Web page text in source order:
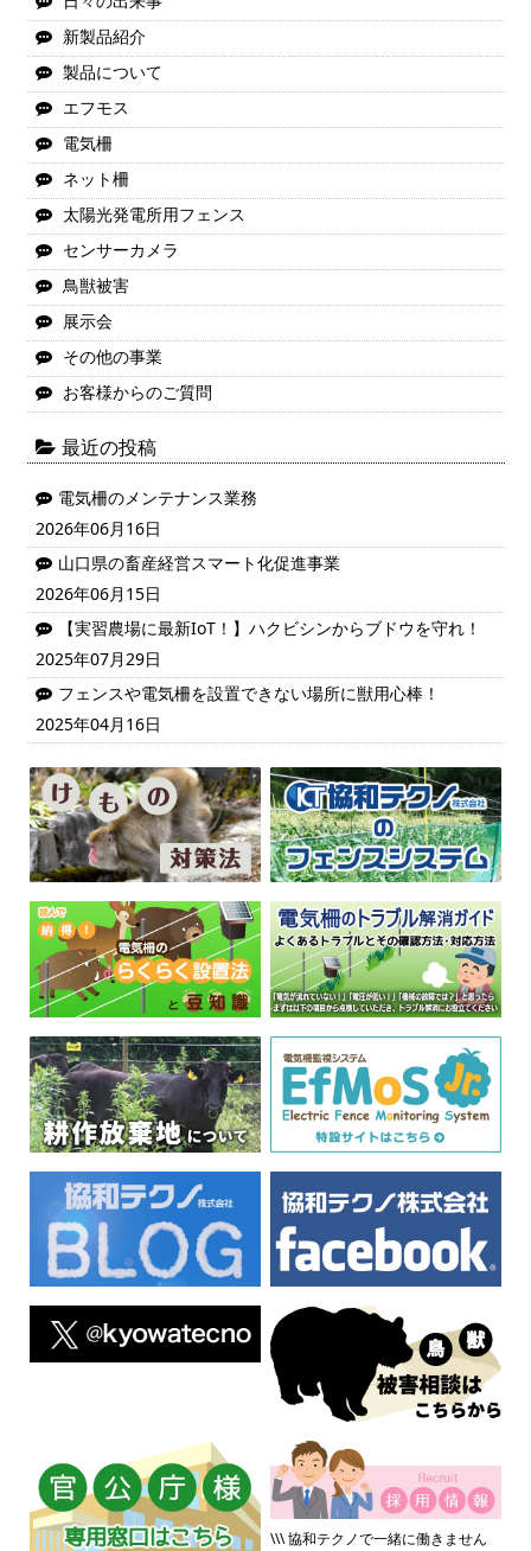
新製品紹介
製品について
エフモス
電気柵
ネット柵
太陽光発電所用フェンス
センサーカメラ
鳥獣被害
展示会
その他の事業
お客様からのご質問
最近の投稿
電気柵のメンテナンス業務
2026年06月16日
山口県の畜産経営スマート化促進事業
2026年06月15日
【実習農場に最新IoT！】ハクビシンからブドウを守れ！
2025年07月29日
フェンスや電気柵を設置できない場所に獣用心棒！
2025年04月16日
\\\ 協和テクノで一緒に働きません